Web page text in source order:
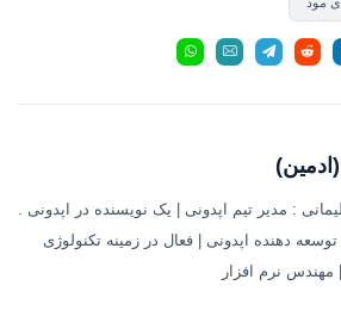
: مدیر تیم اپدونی | یک نویسنده در اپدونی .
دهنده اپدونی | فعال در زمینه تکنولوژی
مهندس نرم افزار